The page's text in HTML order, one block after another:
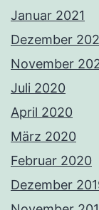
Januar 2021
Dezember
November
Juli 2020
April 2020
März 2020
Februar 2020
Dezember